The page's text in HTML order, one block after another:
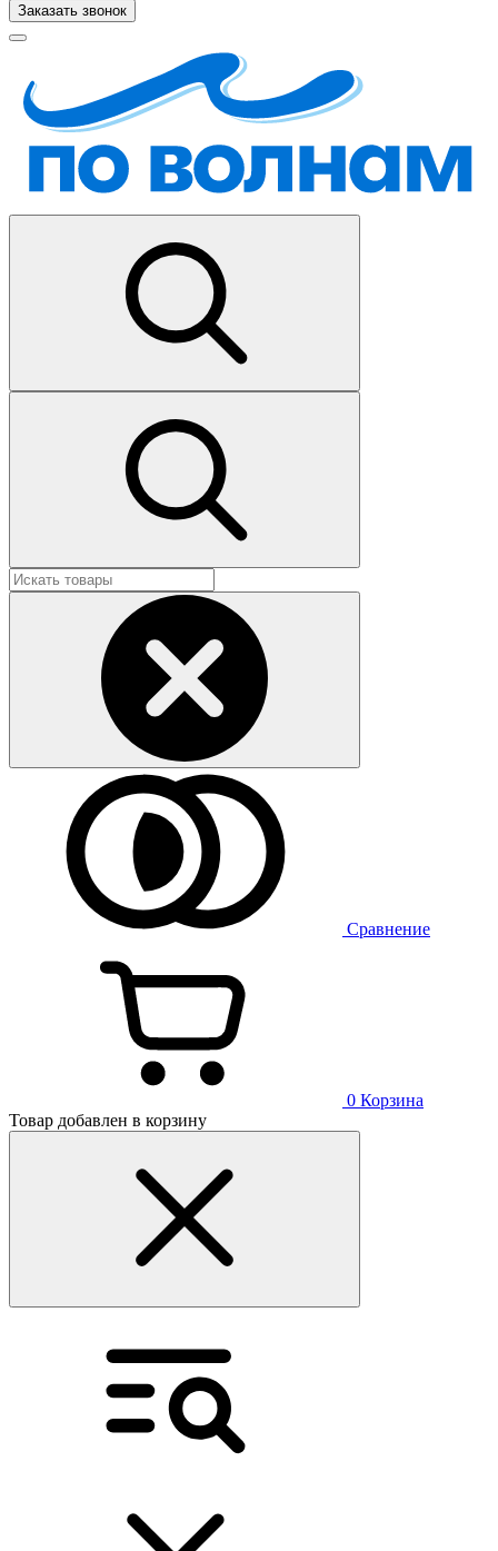
Заказать звонок
Сравнение
0 Корзина
Товар добавлен в корзину